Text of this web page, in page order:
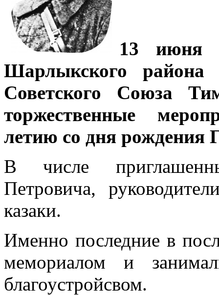
13 июня
Шарлыкского
Советского Союза
торжественные
летию со дня рождения
В числе
Петровича,
казаки.
Именно последние в
мемориалом и
благоустройсвом.